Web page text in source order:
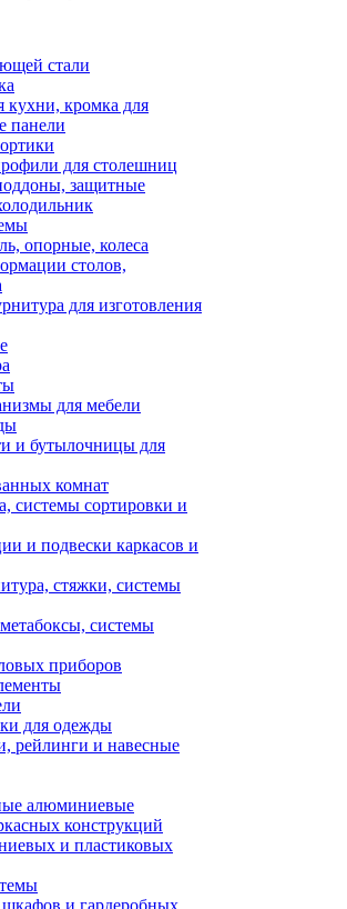
стали
кромка для
панели
для столешниц
защитные
опорные, колеса
столов,
для изготовления
для мебели
и бутылочницы для
комнат
системы сортировки и
и подвески каркасов и
стяжки, системы
системы
приборов
для одежды
рейлинги и навесные
алюминиевые
конструкций
и пластиковых
и гардеробных